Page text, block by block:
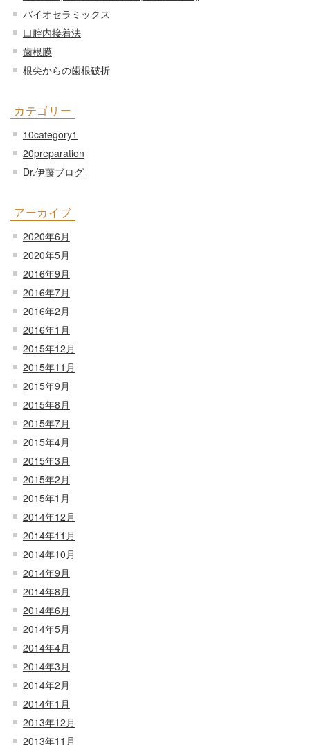
バイオセラミックス
口腔内接着法
歯根膜
根尖からの歯根破折
カテゴリー
10category1
20preparation
Dr.伊藤ブログ
アーカイブ
2020年6月
2020年5月
2016年9月
2016年7月
2016年2月
2016年1月
2015年12月
2015年11月
2015年9月
2015年8月
2015年7月
2015年4月
2015年3月
2015年2月
2015年1月
2014年12月
2014年11月
2014年10月
2014年9月
2014年8月
2014年6月
2014年5月
2014年4月
2014年3月
2014年2月
2014年1月
2013年12月
2013年11月